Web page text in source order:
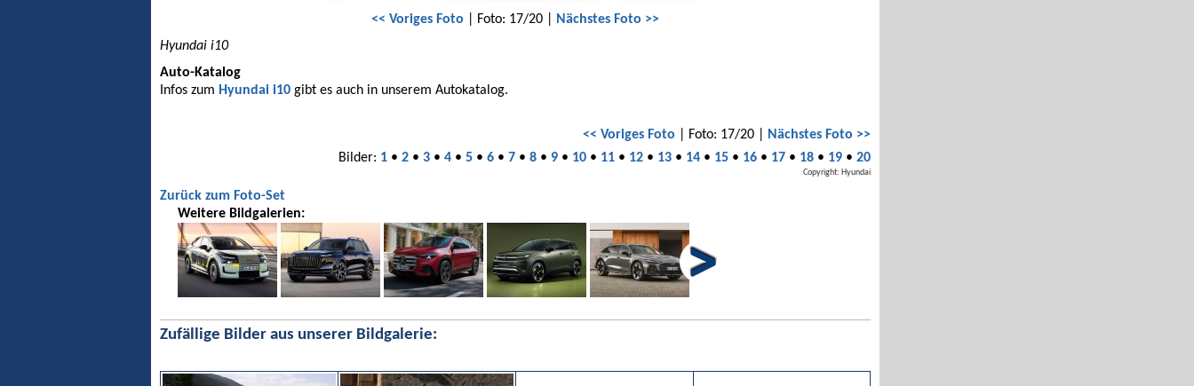
<< Voriges Foto | Foto: 17/20 |
Nächstes Foto >>
Hyundai i10
Auto-Katalog
Infos zum Hyundai i10 gibt es auch in unserem Autokatalog.
<< Voriges Foto | Foto: 17/20 |
Nächstes Foto >>
Bilder: 1 • 2 • 3 • 4 • 5 • 6 • 7 • 8 • 9 • 10 • 11 • 12 • 13 • 14 • 15 • 16 • 17 • 18 • 19 • 20
Copyright: Hyundai
Zurück zum Foto-Set
Weitere Bildgalerien:
Zufällige Bilder aus unserer Bildgalerie: